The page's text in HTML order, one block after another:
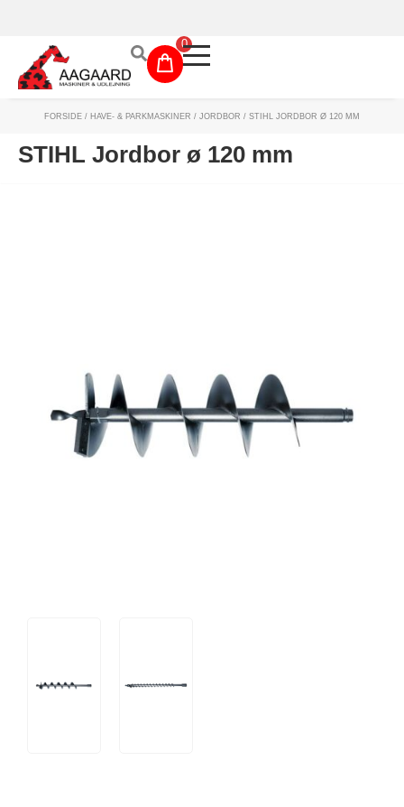
0
Maskinudlejning
Have- og parkmaskiner
Tips og tricks
4.4 Google Reviews
FORSIDE / HAVE- & PARKMASKINER / JORDBOR / STIHL JORDBOR Ø 120 MM
STIHL Jordbor ø 120 mm